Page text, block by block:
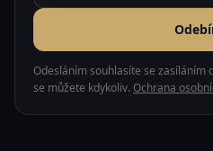
Odesláním souhlasíte se zasíláním
se můžete kdykoliv. Ochrana